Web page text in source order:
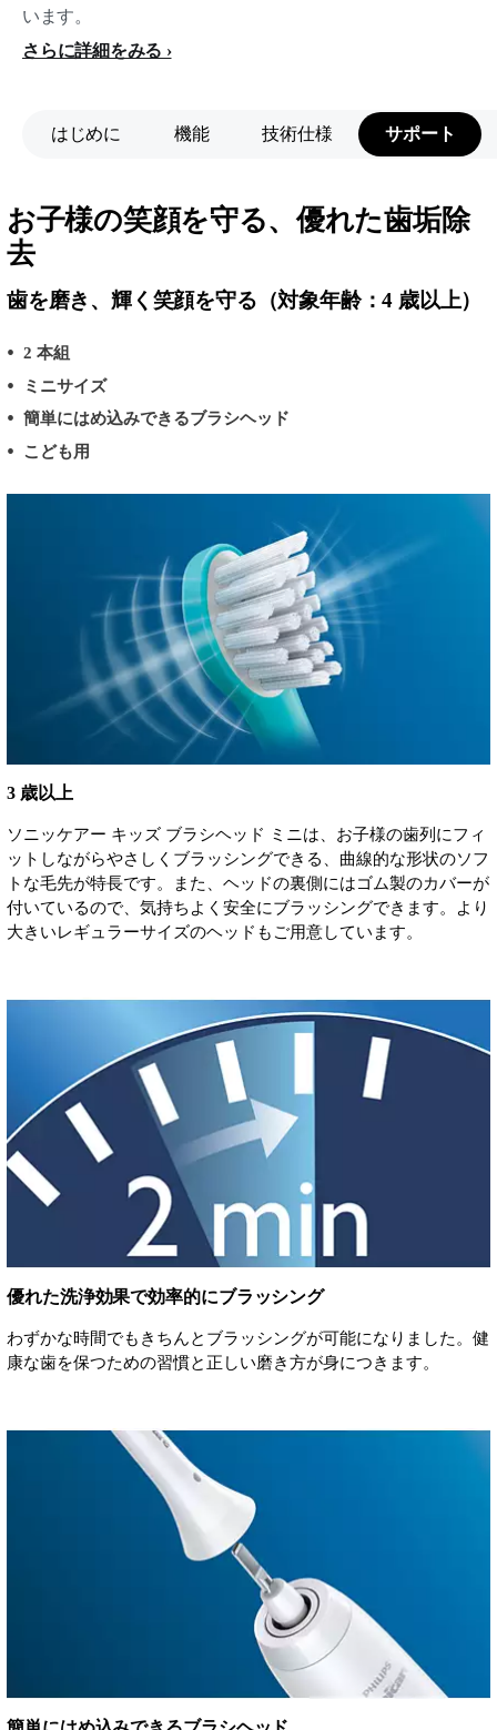
います。
さらに詳細をみる
はじめに 機能 技術仕様 サポート
お子様の笑顔を守る、優れた歯垢除
去
歯を磨き、輝く笑顔を守る（対象年齢：4 歳以上）
2 本組
ミニサイズ
簡単にはめ込みできるブラシヘッド
こども用
3 歳以上
ソニッケアー キッズ ブラシヘッド ミニは、お子様の歯列にフィ
ットしながらやさしくブラッシングできる、曲線的な形状のソフ
トな毛先が特長です。また、ヘッドの裏側にはゴム製のカバーが
付いているので、気持ちよく安全にブラッシングできます。より
大きいレギュラーサイズのヘッドもご用意しています。
優れた洗浄効果で効率的にブラッシング
わずかな時間でもきちんとブラッシングが可能になりました。健
康な歯を保つための習慣と正しい磨き方が身につきます。